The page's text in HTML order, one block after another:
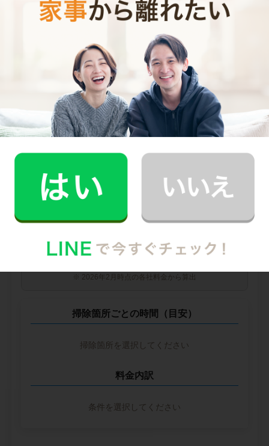
料金（税込・交通費込）
他社との比較
業界大手B社
中堅CH社
--
※ 2026年2月時点の各社料金から算出
掃除箇所ごとの時間（目安）
掃除箇所を選択してください
料金内訳
条件を選択してください